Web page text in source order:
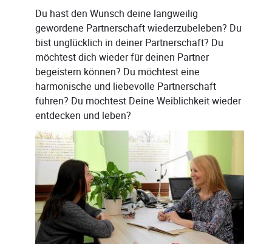
Du hast den Wunsch deine langweilig
gewordene Partnerschaft wiederzubeleben? Du
bist unglücklich in deiner Partnerschaft? Du
möchtest dich wieder für deinen Partner
begeistern können? Du möchtest eine
harmonische und liebevolle Partnerschaft
führen? Du möchtest Deine Weiblichkeit wieder
entdecken und leben?